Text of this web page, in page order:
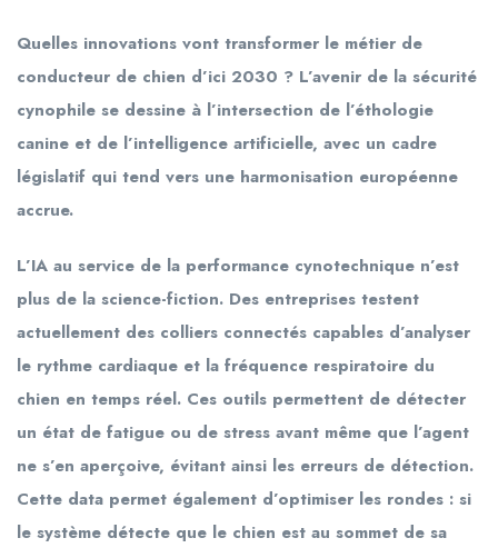
Quelles innovations vont transformer le métier de
conducteur de chien d’ici 2030 ? L’avenir de la sécurité
cynophile se dessine à l’intersection de l’éthologie
canine et de l’intelligence artificielle, avec un cadre
législatif qui tend vers une harmonisation européenne
accrue.
L’IA au service de la performance cynotechnique n’est
plus de la science-fiction. Des entreprises testent
actuellement des colliers connectés capables d’analyser
le rythme cardiaque et la fréquence respiratoire du
chien en temps réel. Ces outils permettent de détecter
un état de fatigue ou de stress avant même que l’agent
ne s’en aperçoive, évitant ainsi les erreurs de détection.
Cette data permet également d’optimiser les rondes : si
le système détecte que le chien est au sommet de sa